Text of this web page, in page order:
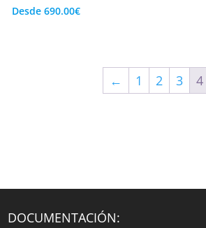
Desde 690.00€
← 1 2 3 4
DOCUMENTACIÓN: